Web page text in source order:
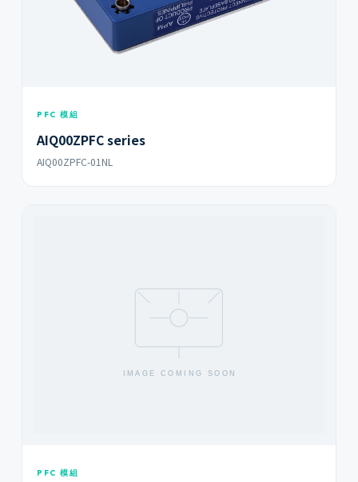
PFC 模組
AIQ00ZPFC series
AIQ00ZPFC-01NL
PFC 模組